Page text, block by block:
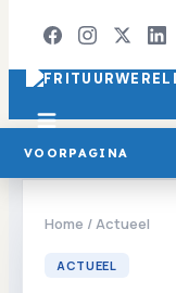
VOORPAGINA
Home /Actueel
ACTUEEL